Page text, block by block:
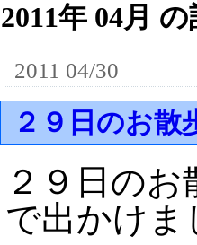
2011年 04月
2011 04/30
２９日のお散
２９日の
で出かけま